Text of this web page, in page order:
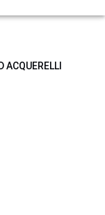
ACQUERELLI